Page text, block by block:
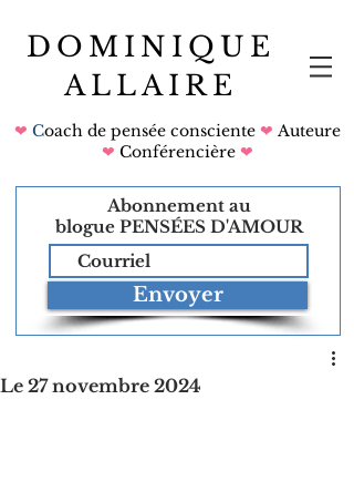
DOMINIQUE
ALLAIRE
❤ Coach de pensée consciente ❤ Auteure
❤ Conférencière ❤
Abonnement au
blogue PENSÉES D'AMOUR
Envoyer
Le 27 novembre 2024